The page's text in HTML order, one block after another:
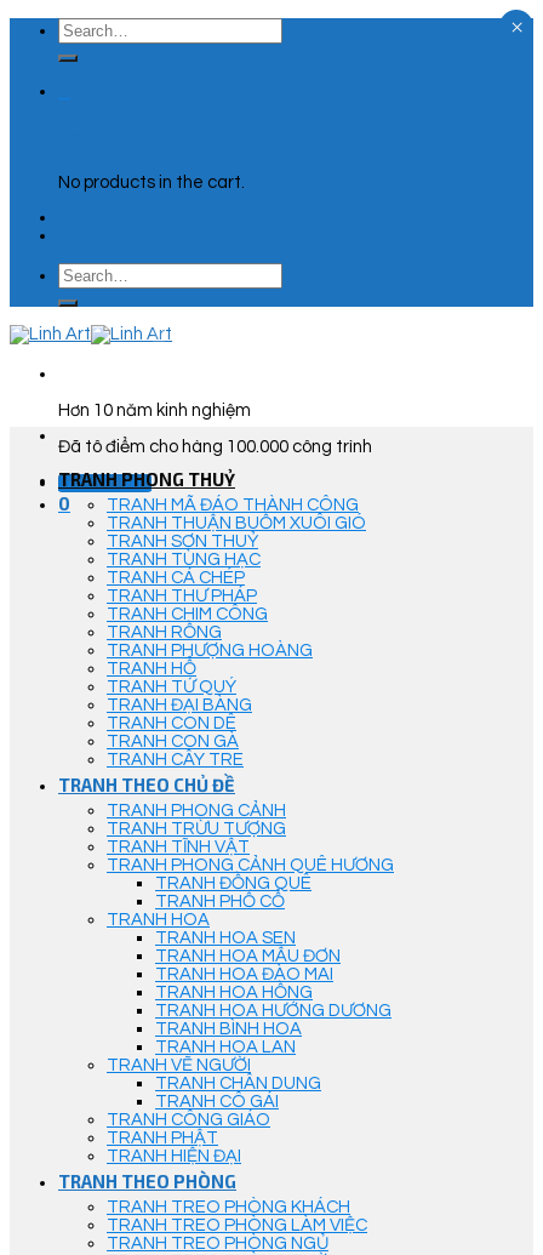
Skip
content
Search
for:
No products in the cart.
Search
for:
Hơn 10 năm kinh nghiệm
Đã tô điểm cho hàng 100.000 công trình
Góc Tư Vấn
0
TRANH PHONG THUỶ
TRANH MÃ ĐÁO THÀNH CÔNG
TRANH THUẬN BUỒM XUÔI GIÓ
TRANH SƠN THUỶ
TRANH TÙNG HẠC
TRANH CÁ CHÉP
TRANH THƯ PHÁP
TRANH CHIM CÔNG
TRANH RỒNG
TRANH PHƯỢNG HOÀNG
TRANH HỔ
TRANH TỨ QUÝ
TRANH ĐẠI BÀNG
TRANH CON DÊ
TRANH CON GÀ
TRANH CÂY TRE
TRANH THEO CHỦ ĐỀ
TRANH PHONG CẢNH
TRANH TRỪU TƯỢNG
TRANH TĨNH VẬT
TRANH PHONG CẢNH QUÊ HƯƠNG
TRANH ĐỒNG QUÊ
TRANH PHỐ CỔ
TRANH HOA
TRANH HOA SEN
TRANH HOA MẪU ĐƠN
TRANH HOA ĐÀO MAI
TRANH HOA HỒNG
TRANH HOA HƯỚNG DƯƠNG
TRANH BÌNH HOA
TRANH HOA LAN
TRANH VẼ NGƯỜI
TRANH CHÂN DUNG
TRANH CÔ GÁI
TRANH CÔNG GIÁO
TRANH PHẬT
TRANH HIỆN ĐẠI
TRANH THEO PHÒNG
TRANH TREO PHÒNG KHÁCH
TRANH TREO PHÒNG LÀM VIỆC
TRANH TREO PHÒNG NGỦ
×